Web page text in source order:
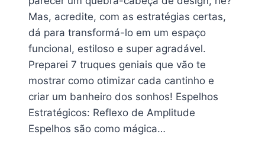
Mas, acredite, com as estratégias certas,
dá para transformá-lo em um espaço
funcional, estiloso e super agradável.
Preparei 7 truques geniais que vão te
mostrar como otimizar cada cantinho e
criar um banheiro dos sonhos! Espelhos
Estratégicos: Reflexo de Amplitude
Espelhos são como mágica…